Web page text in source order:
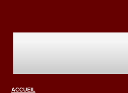
ACCUEIL